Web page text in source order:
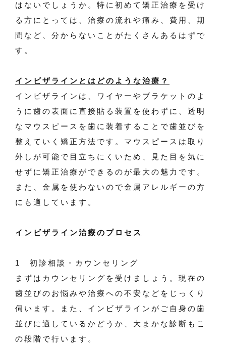
はないでしょうか。特に初めて矯正治療を受け
る方にとっては、治療の流れや痛み、費用、期
間など、分からないことがたくさんあるはずで
す。
インビザラインとはどのような治療？
インビザラインは、ワイヤーやブラケットのよ
うに歯の表面に直接貼る装置を使わずに、透明
なマウスピースを歯に装着することで歯並びを
整えていく矯正方法です。マウスピースは取り
外しが可能で目立ちにくいため、見た目を気に
せずに矯正治療ができるのが最大の魅力です。
また、金属を使わないので金属アレルギーの方
にも適しています。
インビザライン治療のプロセス
1 初診相談・カウンセリング
まずはカウンセリングを受けましょう。現在の
歯並びのお悩みや治療への不安などをじっくり
伺います。また、インビザラインがご自身の歯
並びに適しているかどうか、大まかな診断もこ
の段階で行います。